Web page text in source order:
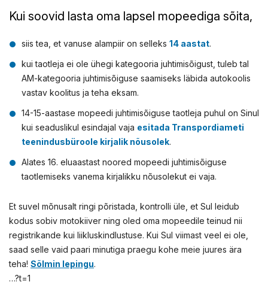
Kui soovid lasta oma lapsel mopeediga sõita,
siis tea, et vanuse alampiir on selleks 14 aastat.
kui taotleja ei ole ühegi kategooria juhtimisõigust, tuleb tal
AM-kategooria juhtimisõiguse saamiseks läbida autokoolis
vastav koolitus ja teha eksam.
14-15-aastase mopeedi juhtimisõiguse taotleja puhul on Sinul
kui seaduslikul esindajal vaja esitada Transpordiameti
teenindusbüroole kirjalik nõusolek.
Alates 16. eluaastast noored mopeedi juhtimisõiguse
taotlemiseks vanema kirjalikku nõusolekut ei vaja.
Et suvel mõnusalt ringi põristada, kontrolli üle, et Sul leidub
kodus sobiv motokiiver ning oled oma mopeedile teinud nii
registrikande kui liikluskindlustuse. Kui Sul viimast veel ei ole,
saad selle vaid paari minutiga praegu kohe meie juures ära
teha! Sõlmin lepingu.
…?t=1